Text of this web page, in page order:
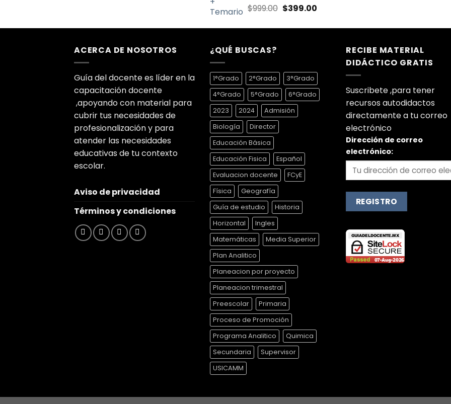
$600.00.$199.00.
Valorado
$999.00 El
original
$399.00El
actual
$399.00.
ACERCA DE NOSOTROS
Guía del docente es líder en la
capacitación docente
,apoyando con material para
cubrir tus necesidades de
profesionalización y para
atender las necesidades
educativas de tu contexto
escolar.
Aviso de privacidad
Términos y condiciones
¿QUÉ BUSCAS?
1°Grado 2°Grado
3°Grado
4°Grado
5°Grado
6°Grado
2023
2024
Admisión
Biología
Director
Educación Básica
Educación Fisica
Español
Evaluacion docente
FCyE
Física
Geografía
Guía de estudio
Historia
Horizontal
Ingles
Matemáticas
Media Superior
Plan Analitico
Planeacion por proyecto
Planeacion trimestral
Preescolar
Primaria
Proceso de Promoción
Programa Analitico
Quimica
Secundaria
Supervisor
USICAMM
RECIBE MATERIAL
DIDÁCTICO GRATIS
Suscribete ,para tener
recursos autodidactos
directamente a tu correo
electrónico
Dirección de correo
electrónico: